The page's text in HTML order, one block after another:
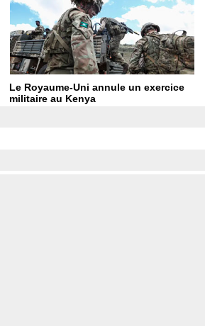
Le Royaume-Uni annule un exercice
militaire au Kenya